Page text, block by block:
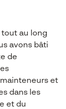
tout au long
avons bâti
de
et
dans les
et du